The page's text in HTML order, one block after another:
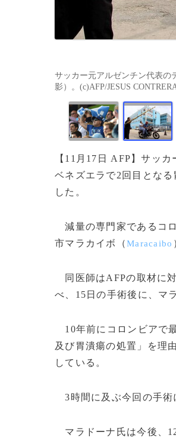
サッカー元アルゼンチン代表の
影）。(c)AFP/JESUS
【11月17日 AFP】サッ
ベネズエラで2回目とな
した。
減量の専門家であるコ
市マラカイボ（Maracaibo
同医師はAFPの取材に
べ、15日の手術後に、マ
10年前にコロンビアで
及び胃潰瘍の処置」を理
している。
3時間に及ぶ今回の手術
マラドーナ氏は今後、